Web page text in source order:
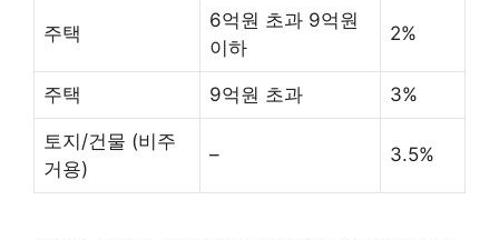
주택
6억원 초과 9억원
이하
2%
주택 9억원 초과 3%
토지/건물 (비주
거용)
– 3.5%